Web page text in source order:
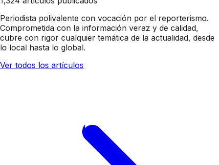
Periodista polivalente con vocación por el reporterismo.
Comprometida con la información veraz y de calidad,
cubre con rigor cualquier temática de la actualidad, desde
lo local hasta lo global.
Ver todos los artículos